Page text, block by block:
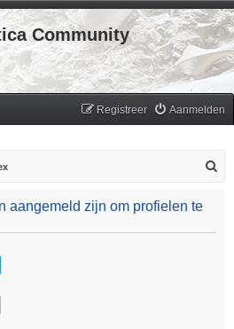
Community
Aanmelden
Registreer
aangemeld zijn om profielen te